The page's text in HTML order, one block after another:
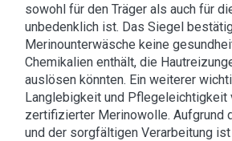
sowohl für den Träger als auch für
unbedenklich ist. Das Siegel
Merinounterwäsche keine
Chemikalien enthält, die
auslösen könnten. Ein weiterer
Langlebigkeit und Pflegeleichtigkeit
zertifizierter Merinowolle. Aufgrund
und der sorgfältigen Verarbeitung